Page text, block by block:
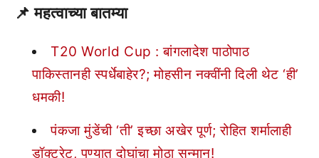
📌 महत्वाच्या बातम्या
T20 World Cup : बांगलादेश पाठोपाठ
पाकिस्तानही स्पर्धेबाहेर?; मोहसीन नक्वींनी दिली थेट ‘ही’
धमकी!
पंकजा मुंडेंची ‘ती’ इच्छा अखेर पूर्ण; रोहित शर्मालाही
डॉक्टरेट, पुण्यात दोघांचा मोठा सन्मान!